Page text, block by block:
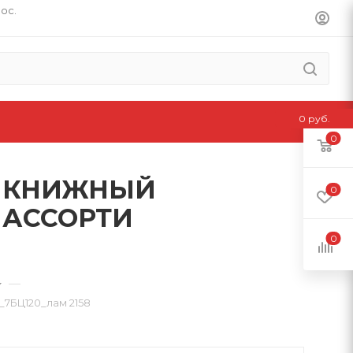
КНИЖНЫЙ
—
2158
0
0
0
0 руб.